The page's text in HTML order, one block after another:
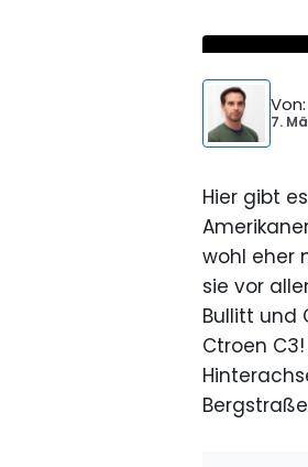
Von:
7.
Hier gibt
wohl eher
sie vor
Bullitt und
Ctroen